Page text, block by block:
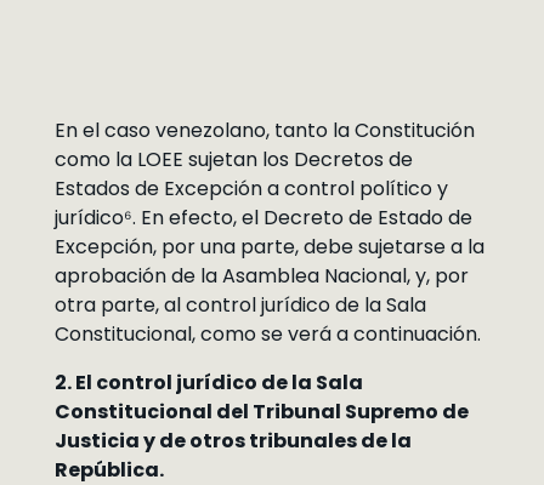
En el caso venezolano, tanto la Constitución
como la LOEE sujetan los Decretos de
Estados de Excepción a control político y
jurídico⁶. En efecto, el Decreto de Estado de
Excepción, por una parte, debe sujetarse a la
aprobación de la Asamblea Nacional, y, por
otra parte, al control jurídico de la Sala
Constitucional, como se verá a continuación.
2. El control jurídico de la Sala
Constitucional del Tribunal Supremo de
Justicia y de otros tribunales de la
República.